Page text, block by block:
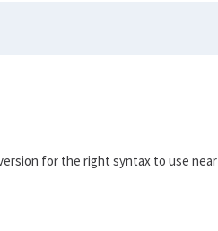
for the right syntax to use near